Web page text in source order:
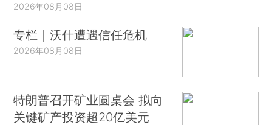
2026年08月08日
专栏｜沃什遭遇信任危机
2026年08月08日
特朗普召开矿业圆桌会 拟向
关键矿产投资超20亿美元